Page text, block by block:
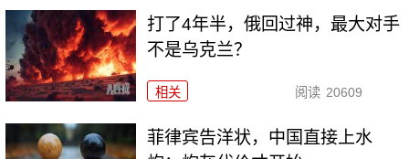
打了4年半，俄回过神，最大对手
不是乌克兰？
相关 阅读 20609
菲律宾告洋状，中国直接上水